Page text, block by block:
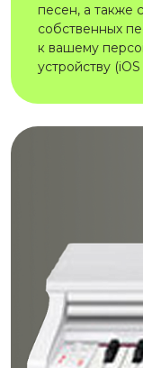
песен, а также
собственных
к вашему
устройству